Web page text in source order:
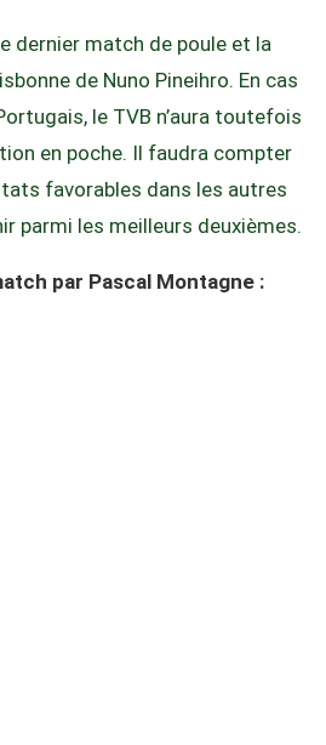
dernier match de poule et la
de Nuno Pineihro. En cas
le TVB n’aura toutefois
en poche. Il faudra compter
favorables dans les autres
parmi les meilleurs deuxièmes.
par Pascal Montagne :